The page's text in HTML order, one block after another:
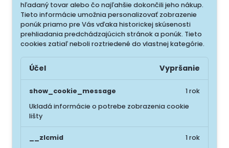
hľadaný tovar alebo čo najľahšie dokončili jeho nákup.
Tieto informácie umožnia personalizovať zobrazenie
ponúk priamo pre Vás vďaka historickej skúsenosti
prehliadania predchádzajúcich stránok a ponúk. Tieto
cookies zatiaľ neboli roztriedené do vlastnej kategórie.
Účel Vypršanie
show_cookie_message
Ukladá informácie o potrebe zobrazenia cookie
lišty
1 rok
__zlcmid
1 rok